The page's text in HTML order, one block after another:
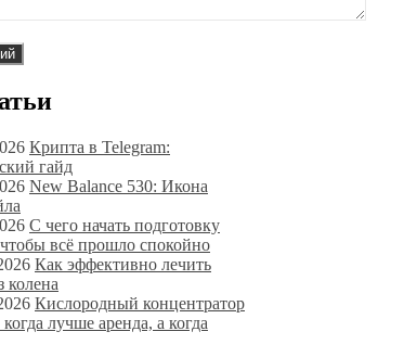
Крипта в Telegram:
гайд
New Balance 530: Икона
С чего начать подготовку
всё прошло спокойно
Как эффективно лечить
колена
Кислородный концентратор
лучше аренда, а когда